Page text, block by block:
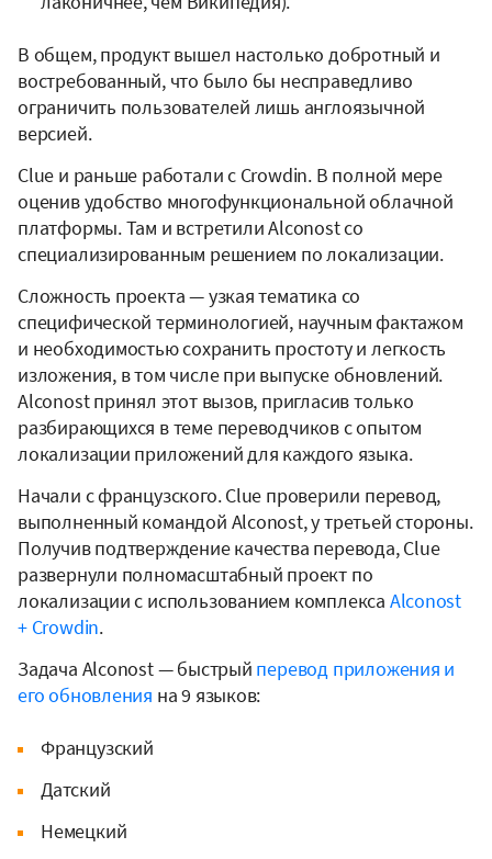
В общем, продукт вышел настолько добротный и
востребованный, что было бы несправедливо
ограничить пользователей лишь англоязычной
версией.
Clue и раньше работали с Crowdin. В полной мере
оценив удобство многофункциональной облачной
платформы. Там и встретили Alconost со
специализированным решением по локализации.
Сложность проекта — узкая тематика со
специфической терминологией, научным фактажом
и необходимостью сохранить простоту и легкость
изложения, в том числе при выпуске обновлений.
Alconost принял этот вызов, пригласив только
разбирающихся в теме переводчиков с опытом
локализации приложений для каждого языка.
Начали с французского. Clue проверили перевод,
выполненный командой Alconost, у третьей стороны.
Получив подтверждение качества перевода, Clue
развернули полномасштабный проект по
локализации с использованием комплекса Alconost
+ Crowdin.
Задача Alconost — быстрый перевод приложения и
его обновления на 9 языков:
Французский
Датский
Немецкий